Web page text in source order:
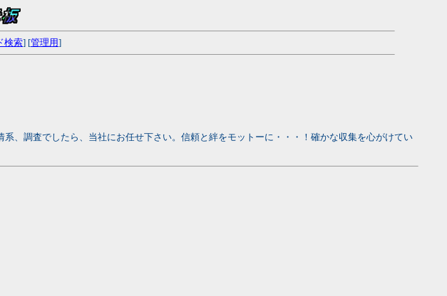
検索] [管理用]
、調査でしたら、当社にお任せ下さい。信頼と絆をモットーに・・・！確かな収集を心がけてい